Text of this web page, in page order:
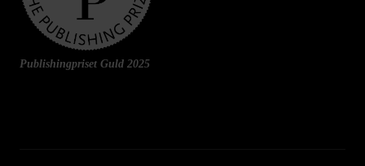
Publishingpriset Guld 2025